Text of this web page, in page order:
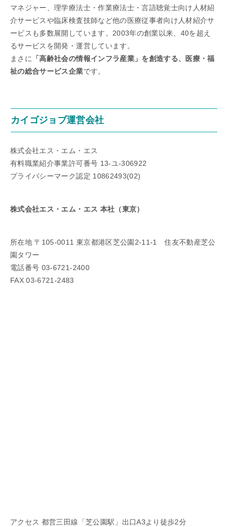
マネジャー、理学療法士・作業療法士・言語聴覚士向け人材紹
介サービスや臨床検査技師など他の医療従事者向け人材紹介サ
ービスも多数展開しています。2003年の創業以来、40を超え
るサービスを開発・運営しています。
まさに 「高齢社会の情報インフラ産業」を創造する、医療・福
祉の総合サービス企業です。
カイゴジョブ運営会社
株式会社エス・エム・エス
有料職業紹介事業許可番号 13-ユ-306922
プライバシーマーク認定 10862493(02)
株式会社エス・エム・エス 本社（東京）
所在地 〒105-0011 東京都港区芝公園2-11-1 住友不動産芝公
園タワー
電話番号 03-6721-2400
FAX 03-6721-2483
アクセス 都営三田線「芝公園駅」出口A3より徒歩2分